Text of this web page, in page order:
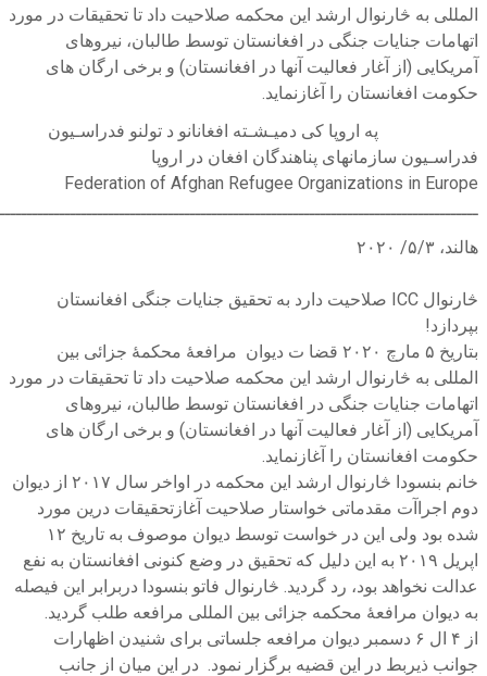
المللی به څارنوال ارشد این محکمه صلاحیت داد تا تحقیقات در مورد
اتهامات جنایات جنگی در افغانستان توسط طالبان، نیروهای
آمریکایی (از آغار فعالیت آنها در افغانستان) و برخی ارگان های
حکومت افغانستان را آغازنماید.
په اروپا کی دمیـشـته افغانانو د تولنو فدراسـیون
فدراسـیون سازمانهای پناهندگان افغان در اروپا
Federation of Afghan Refugee Organizations in Europe
هالند، ۵/۳/ ۲۰۲۰
څارنوال ICC صلاحیت دارد به تحقیق جنایات جنگی افغانستان
بپردازد!
بتاریخ ۵ مارچ ۲۰۲۰ قضا ت دیوان مرافعهٔ محکمهٔ جزائی بین
المللی به څارنوال ارشد این محکمه صلاحیت داد تا تحقیقات در مورد
اتهامات جنایات جنگی در افغانستان توسط طالبان، نیروهای
آمریکایی (از آغار فعالیت آنها در افغانستان) و برخی ارگان های
حکومت افغانستان را آغازنماید.
خانم بنسودا څارنوال ارشد این محکمه در اواخر سال ۲۰۱۷ از دیوان
دوم اجراآت مقدماتی خواستار صلاحیت آغازتحقیقات درین مورد
شده بود ولی این در خواست توسط دیوان موصوف به تاریخ ۱۲
اپریل ۲۰۱۹ به این دلیل که تحقیق در وضع کنونی افغانستان به نفع
عدالت نخواهد بود، رد گردید. څارنوال فاتو بنسودا دربرابر این فیصله
به دیوان مرافعهٔ محکمه جزائی بین المللی مرافعه طلب گردید.
از ۴ ال ۶ دسمبر دیوان مرافعه جلساتی برای شنیدن اظهارات
جوانب ذیربط در این قضیه برگزار نمود. در این میان از جانب